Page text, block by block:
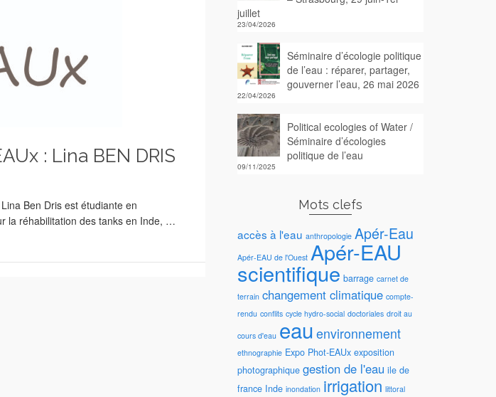
: Lina BEN DRIS
Ben Dris est étudiante en
la réhabilitation des tanks en Inde, …
juillet
23/04/2026
Séminaire d’écologie politique
de l’eau : réparer, partager,
gouverner l’eau, 26 mai 2026
22/04/2026
Political ecologies of Water /
Séminaire d’écologies
politique de l’eau
09/11/2025
Mots clefs
accès à l'eau anthropologie Apér-Eau
Apér-EAU de l'Ouest Apér-EAU
scientifique barrage carnet de
terrain changement climatique compte-
rendu conflits cycle hydro-social doctoriales droit au
cours d'eau eau environnement
ethnographie Expo Phot-EAUx exposition
photographique gestion de l'eau ile de
france Inde inondation irrigation littoral